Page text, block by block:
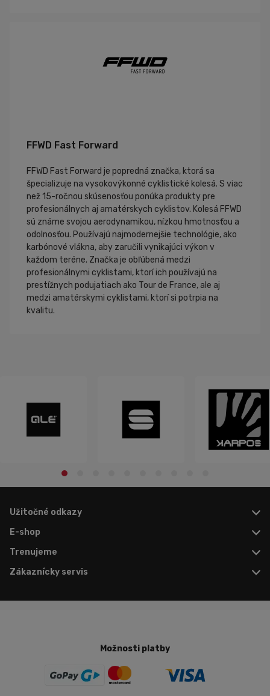
FFWD Fast Forward
FFWD Fast Forward je popredná značka, ktorá sa
špecializuje na vysokovýkonné cyklistické kolesá. S viac
než 15-ročnou skúsenosťou ponúka produkty pre
profesionálnych aj amatérskych cyklistov. Kolesá FFWD
sú známe svojou aerodynamikou, nízkou hmotnosťou a
odolnosťou. Používajú najmodernejšie technológie, ako
karbónové vlákna, aby zaručili vynikajúci výkon v
každom teréne. Značka je obľúbená medzi
profesionálnymi cyklistami, ktorí ich používajú na
prestížnych podujatiach ako Tour de France, ale aj
medzi amatérskymi cyklistami, ktorí si potrpia na
kvalitu.
Užitočné odkazy
E-shop
Trenujeme
Zákaznícky servis
Možnosti platby